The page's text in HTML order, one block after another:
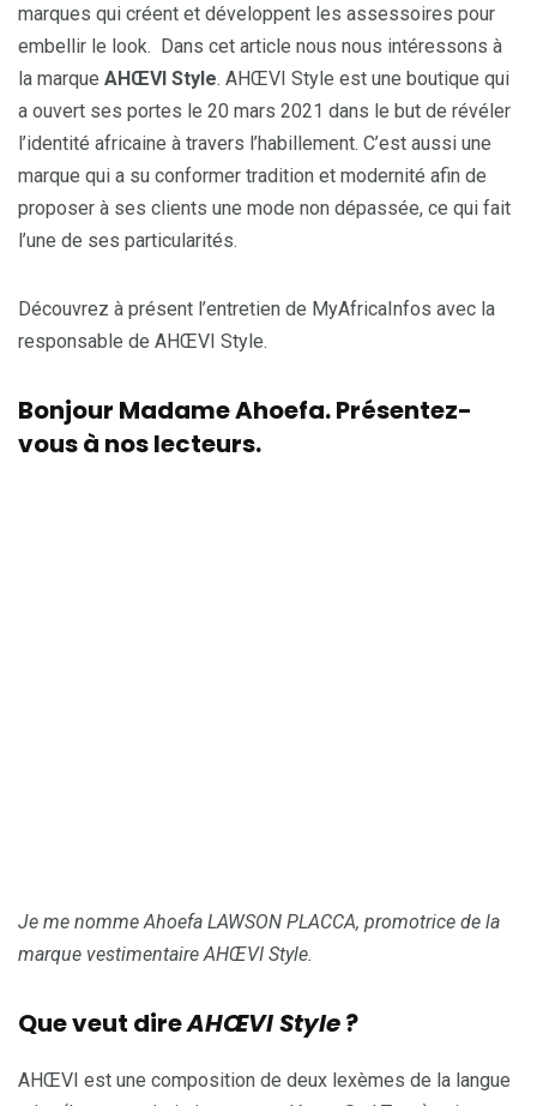
marques qui créent et développent les assessoires pour
embellir le look. Dans cet article nous nous intéressons à
la marque AHŒVI Style. AHŒVI Style est une boutique qui
a ouvert ses portes le 20 mars 2021 dans le but de révéler
l’identité africaine à travers l’habillement. C’est aussi une
marque qui a su conformer tradition et modernité afin de
proposer à ses clients une mode non dépassée, ce qui fait
l’une de ses particularités.
Découvrez à présent l’entretien de MyAfricaInfos avec la
responsable de AHŒVI Style.
Bonjour Madame Ahoefa. Présentez-
vous à nos lecteurs.
Je me nomme Ahoefa LAWSON PLACCA, promotrice de la
marque vestimentaire AHŒVI Style.
Que veut direAHŒVI Style?
AHŒVI est une composition de deux lexèmes de la langue